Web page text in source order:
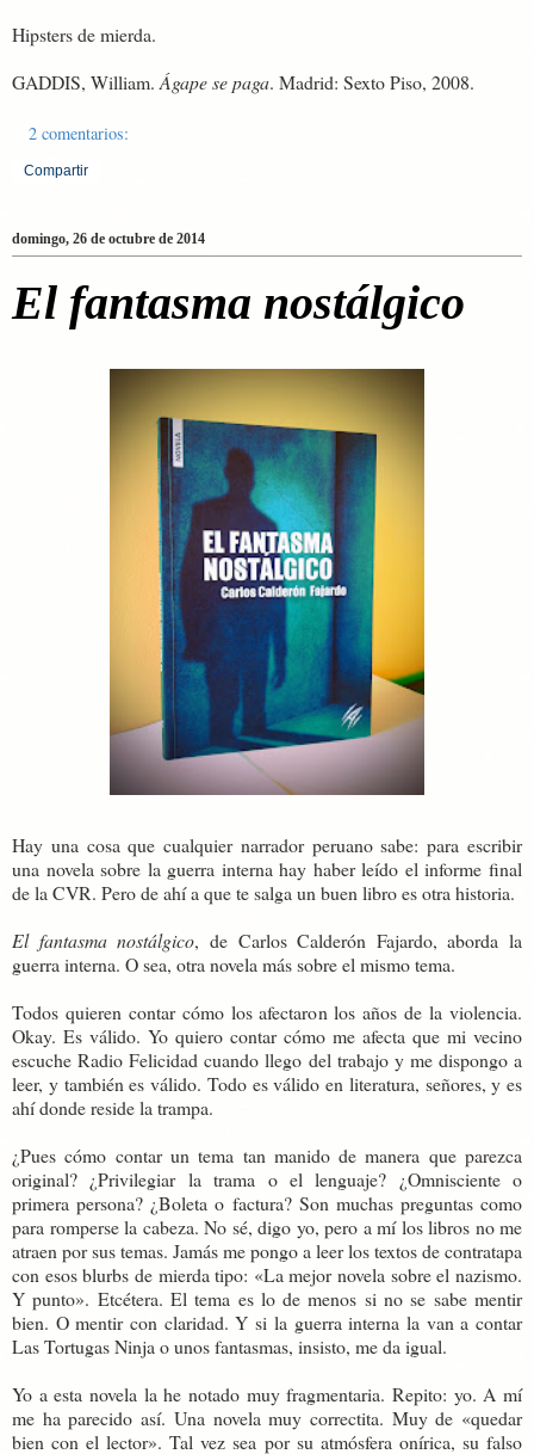
Hipsters de mierda.
GADDIS, William. Ágape se paga. Madrid: Sexto Piso, 2008.
2 comentarios:
Compartir
domingo, 26 de octubre de 2014
El fantasma nostálgico
Hay una cosa que cualquier narrador peruano sabe: para escribir
una novela sobre la guerra interna hay haber leído el informe final
de la CVR. Pero de ahí a que te salga un buen libro es otra historia.
El fantasma nostálgico, de Carlos Calderón Fajardo, aborda la
guerra interna. O sea, otra novela más sobre el mismo tema.
Todos quieren contar cómo los afectaron los años de la violencia.
Okay. Es válido. Yo quiero contar cómo me afecta que mi vecino
escuche Radio Felicidad cuando llego del trabajo y me dispongo a
leer, y también es válido. Todo es válido en literatura, señores, y es
ahí donde reside la trampa.
¿Pues cómo contar un tema tan manido de manera que parezca
original? ¿Privilegiar la trama o el lenguaje? ¿Omnisciente o
primera persona? ¿Boleta o factura? Son muchas preguntas como
para romperse la cabeza. No sé, digo yo, pero a mí los libros no me
atraen por sus temas. Jamás me pongo a leer los textos de contratapa
con esos blurbs de mierda tipo: «La mejor novela sobre el nazismo.
Y punto». Etcétera. El tema es lo de menos si no se sabe mentir
bien. O mentir con claridad. Y si la guerra interna la van a contar
Las Tortugas Ninja o unos fantasmas, insisto, me da igual.
Yo a esta novela la he notado muy fragmentaria. Repito: yo. A mí
me ha parecido así. Una novela muy correctita. Muy de «quedar
bien con el lector». Tal vez sea por su atmósfera onírica, su falso